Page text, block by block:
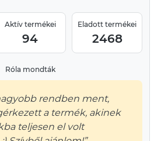
Aktív termékei
94
Eladott termékei
2468
Róla mondták
rendben ment,
a termék, akinek
teljesen el volt